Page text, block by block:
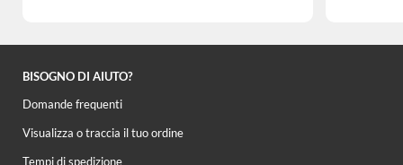
BISOGNO DI AIUTO?
Domande frequenti
Visualizza o traccia il tuo ordine
Tempi di spedizione